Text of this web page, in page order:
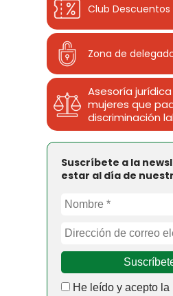
Club Descuentos
Zona de
Asesoría
mujeres que
discriminación
Suscríbete a la
estar al día de
He leído y acepto la